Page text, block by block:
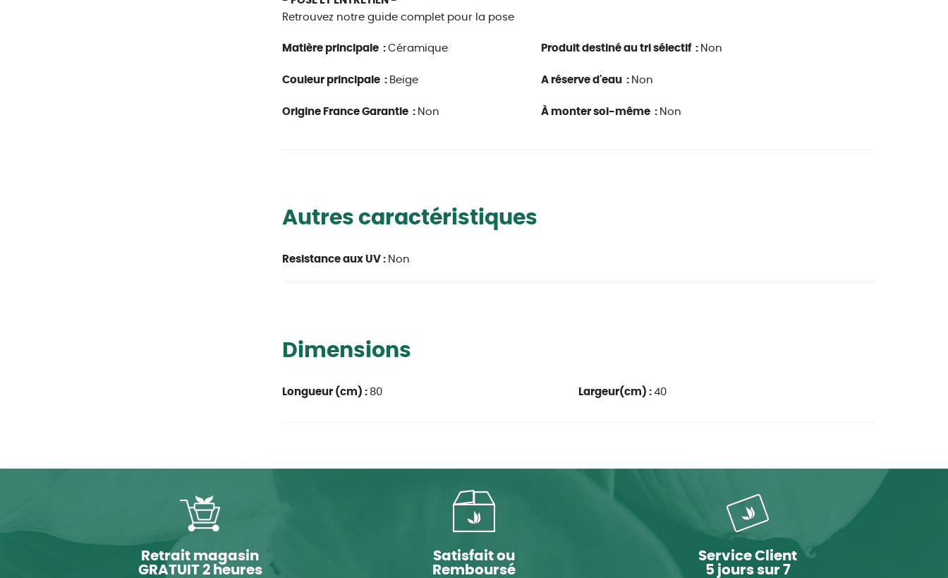
Retrouvez notre guide complet pour la pose
Matière principale : Céramique
Couleur principale : Beige
Origine France Garantie : Non
Produit destiné au tri sélectif : Non
A réserve d'eau : Non
À monter soi-même : Non
Autres caractéristiques
Resistance aux UV : Non
Dimensions
Longueur (cm) : 80 Largeur(cm) : 40
Retrait magasin
GRATUIT 2 heures
Satisfait ou
Remboursé
Service Client
5 jours sur 7